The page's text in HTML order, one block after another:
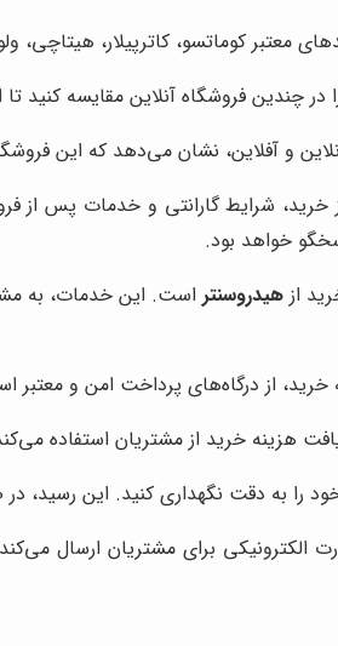
معتبر کوماتسو، کاترپیلار،
در چندین فروشگاه آنلاین مقایسه کنید
و آفلاین، نشان می‌دهد که این
خرید، شرایط گارانتی و خدمات پس از
خواهد بود.
از هیدروسنتر است. این خدمات، به
از درگاه‌های پرداخت امن و معتبر
هزینه خرید از مشتریان استفاده
را به دقت نگهداری کنید. این رسید،
الکترونیکی برای مشتریان ارسال